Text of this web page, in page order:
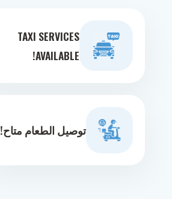
TAXI SERVICES
AVAILABLE!
توصيل الطعام متاح!